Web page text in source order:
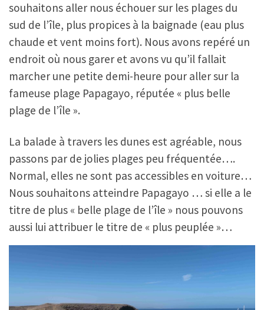
souhaitons aller nous échouer sur les plages du
sud de l’île, plus propices à la baignade (eau plus
chaude et vent moins fort). Nous avons repéré un
endroit où nous garer et avons vu qu’il fallait
marcher une petite demi-heure pour aller sur la
fameuse plage Papagayo, réputée « plus belle
plage de l’île ».
La balade à travers les dunes est agréable, nous
passons par de jolies plages peu fréquentée….
Normal, elles ne sont pas accessibles en voiture…
Nous souhaitons atteindre Papagayo … si elle a le
titre de plus « belle plage de l’île » nous pouvons
aussi lui attribuer le titre de « plus peuplée »…